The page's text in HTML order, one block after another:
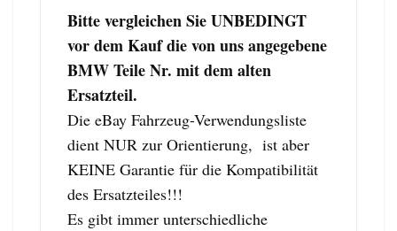
Bitte vergleichen Sie UNBEDINGT
vor dem Kauf die von uns angegebene
BMW Teile Nr. mit dem alten
Ersatzteil.
Die eBay Fahrzeug-Verwendungsliste
dient NUR zur Orientierung, ist aber
KEINE Garantie für die Kompatibilität
des Ersatzteiles!!!
Es gibt immer unterschiedliche